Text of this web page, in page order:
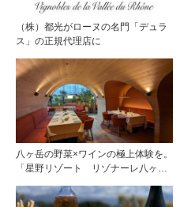
（株）都光がローヌの名門「デュラ
ス」の正規代理店に
八ヶ岳の野菜×ワインの極上体験を。
「星野リゾート リゾナーレ八ヶ
SETTE」がリニューアルオープン！